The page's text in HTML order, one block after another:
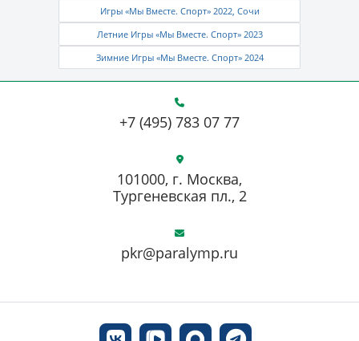
Игры «Мы Вместе. Спорт» 2022, Сочи
Летние Игры «Мы Вместе. Спорт» 2023
Зимние Игры «Мы Вместе. Спорт» 2024
+7 (495) 783 07 77
pkr@paralymp.ru
101000, г. Москва,
Тургеневская пл., 2